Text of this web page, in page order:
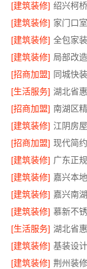
[建筑装修]
[建筑装修]
[建筑装修] 全包家
[建筑装修] 局部改
[招商加盟]
[生活服务]
[招商加盟] 南湖区
[建筑装修] 江阴房
[招商加盟]
[建筑装修] 广东正
[建筑装修] 嘉兴本
[建筑装修] 嘉兴南
[建筑装修] 慕新不
[生活服务]
[建筑装修]
[建筑装修]